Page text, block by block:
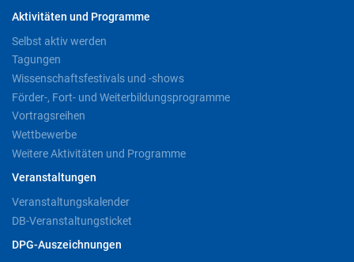
Aktivitäten und Programme
Selbst aktiv werden
Tagungen
Wissenschaftsfestivals und -shows
Förder-, Fort- und Weiterbildungsprogramme
Vortragsreihen
Wettbewerbe
Weitere Aktivitäten und Programme
Veranstaltungen
Veranstaltungskalender
DB-Veranstaltungsticket
DPG-Auszeichnungen